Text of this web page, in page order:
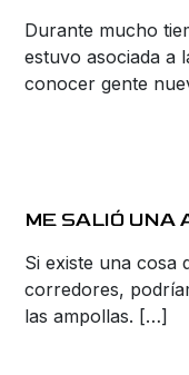
Durante mucho
estuvo asociada a
conocer gente
ME SALIÓ UNA
Si existe una cosa
corredores,
las ampollas. […]